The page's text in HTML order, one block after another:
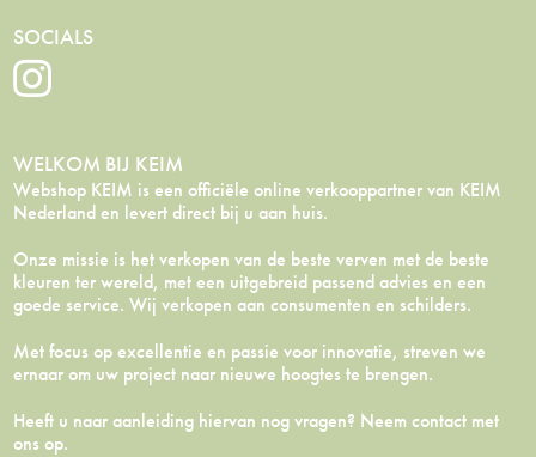
SOCIALS
WELKOM BIJ KEIM
Webshop KEIM is een officiële online verkooppartner van KEIM
Nederland en levert direct bij u aan huis.
Onze missie is het verkopen van de beste verven met de beste
kleuren ter wereld, met een uitgebreid passend advies en een
goede service. Wij verkopen aan consumenten en schilders.
Met focus op excellentie en passie voor innovatie, streven we
ernaar om uw project naar nieuwe hoogtes te brengen.
Heeft u naar aanleiding hiervan nog vragen? Neemcontact met
ons op.